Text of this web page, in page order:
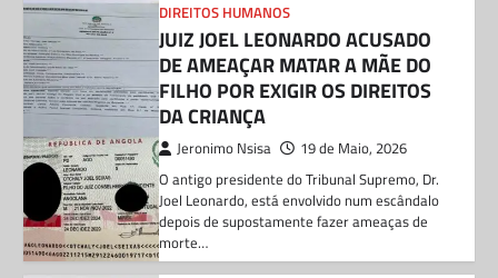
DIREITOS HUMANOS
JUIZ JOEL LEONARDO ACUSADO
DE AMEAÇAR MATAR A MÃE DO
FILHO POR EXIGIR OS DIREITOS
DA CRIANÇA
Jeronimo Nsisa 19 de Maio, 2026
O antigo presidente do Tribunal Supremo, Dr.
Joel Leonardo, está envolvido num escândalo
depois de supostamente fazer ameaças de
morte…